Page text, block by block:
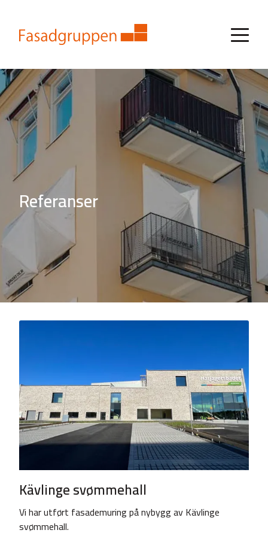
Referanser
Kävlinge svømmehall
Vi har utført fasademuring på nybygg av Kävlinge
svømmehall.